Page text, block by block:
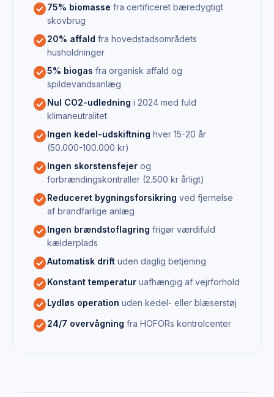
check_circle75% biomasse fra certificeret bæredygtigt
skovbrug
check_circle20% affald fra hovedstadsområdets
husholdninger
check_circle5% biogas fra organisk affald og
spildevandsanlæg
check_circleNul CO2-udledning i 2024 med fuld
klimaneutralitet
check_circleIngen kedel-udskiftning hver 15-20 år
(50.000-100.000 kr)
check_circleIngen skorstensfejer og
forbrændingskontraller (2.500 kr årligt)
check_circleReduceret bygningsforsikring ved fjernelse
af brandfarlige anlæg
check_circleIngen brændstoflagring frigør værdifuld
kælderplads
check_circleAutomatisk drift uden daglig betjening
check_circleKonstant temperatur uafhængig af vejrforhold
check_circleLydløs operation uden kedel- eller blæserstøj
check_circle24/7 overvågning fra HOFORs kontrolcenter